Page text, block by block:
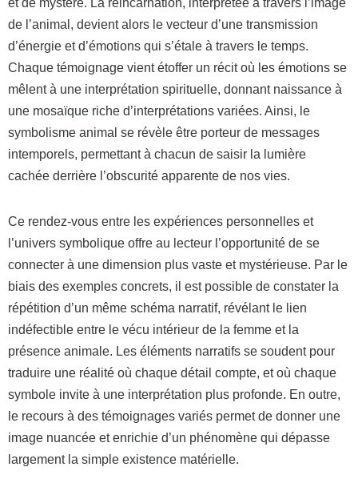
et de mystère. La réincarnation, interprétée à travers l’image
de l’animal, devient alors le vecteur d’une transmission
d’énergie et d’émotions qui s’étale à travers le temps.
Chaque témoignage vient étoffer un récit où les émotions se
mêlent à une interprétation spirituelle, donnant naissance à
une mosaïque riche d’interprétations variées. Ainsi, le
symbolisme animal se révèle être porteur de messages
intemporels, permettant à chacun de saisir la lumière
cachée derrière l’obscurité apparente de nos vies.
Ce rendez-vous entre les expériences personnelles et
l’univers symbolique offre au lecteur l’opportunité de se
connecter à une dimension plus vaste et mystérieuse. Par le
biais des exemples concrets, il est possible de constater la
répétition d’un même schéma narratif, révélant le lien
indéfectible entre le vécu intérieur de la femme et la
présence animale. Les éléments narratifs se soudent pour
traduire une réalité où chaque détail compte, et où chaque
symbole invite à une interprétation plus profonde. En outre,
le recours à des témoignages variés permet de donner une
image nuancée et enrichie d’un phénomène qui dépasse
largement la simple existence matérielle.